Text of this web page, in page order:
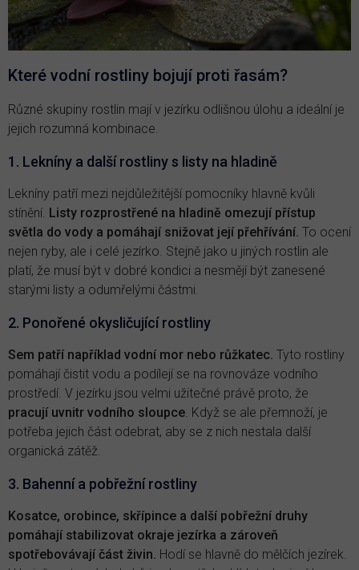
Které vodní rostliny bojují proti řasám?
Různé skupiny rostlin mají v jezírku odlišnou úlohu a ideální je
jejich rozumná kombinace.
1. Lekníny a další rostliny s listy na hladině
Lekníny patří mezi nejdůležitější pomocníky hlavně kvůli
stínění. Listy rozprostřené na hladině omezují přístup
světla do vody a pomáhají snižovat její přehřívání. To ocení
nejen ryby, ale i celé jezírko. Stejně jako u jiných rostlin ale
platí, že musí být v dobré kondici a nesmějí být zanesené
starými listy a odumřelými částmi.
2. Ponořené okysličující rostliny
Sem patří například vodní mor nebo růžkatec. Tyto rostliny
pomáhají čistit vodu a podílejí se na rovnováze vodního
prostředí. V jezírku jsou velmi užitečné právě proto, že
pracují uvnitr vodního sloupce. Když se ale přemnoží, je
potřeba jejich část odebrat, aby se z nich nestala další
organická zátěž.
3. Bahenní a pobřežní rostliny
Kosatce, orobince, skřípince a další pobřežní druhy
pomáhají stabilizovat okraje jezírka a zároveň
spotřebovávají část živin. Hodí se hlavně do mělčích jezírek.